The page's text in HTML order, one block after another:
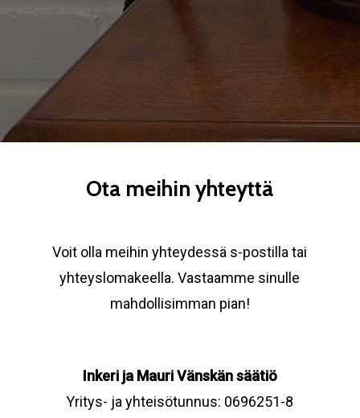
Ota meihin yhteyttä
Voit olla meihin yhteydessä s-postilla tai
yhteyslomakeella. Vastaamme sinulle
mahdollisimman pian!
Inkeri ja Mauri Vänskän säätiö
Yritys- ja yhteisötunnus: 0696251-8